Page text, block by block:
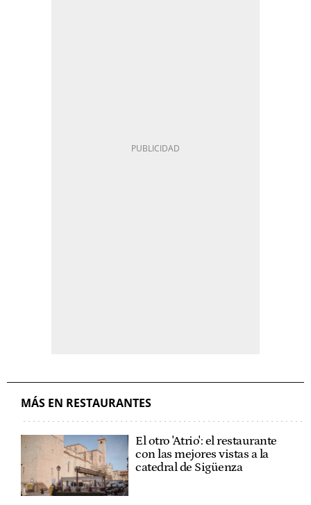
MÁS EN RESTAURANTES
El otro 'Atrio': el restaurante
con las mejores vistas a la
catedral de Sigüenza